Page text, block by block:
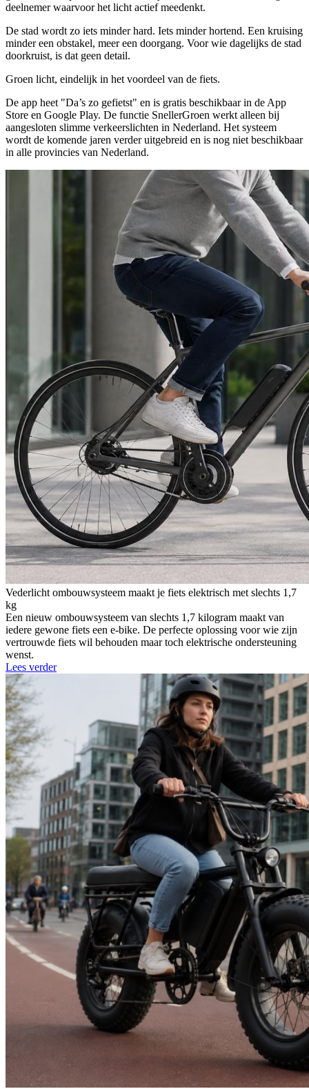
deelnemer waarvoor het licht actief meedenkt.
De stad wordt zo iets minder hard. Iets minder hortend. Een kruising
minder een obstakel, meer een doorgang. Voor wie dagelijks de stad
doorkruist, is dat geen detail.
Groen licht, eindelijk in het voordeel van de fiets.
De app heet "Da’s zo gefietst" en is gratis beschikbaar in de App
Store en Google Play. De functie SnellerGroen werkt alleen bij
aangesloten slimme verkeerslichten in Nederland. Het systeem
wordt de komende jaren verder uitgebreid en is nog niet beschikbaar
in alle provincies van Nederland.
Vederlicht ombouwsysteem maakt je fiets elektrisch met slechts 1,7
kg
Een nieuw ombouwsysteem van slechts 1,7 kilogram maakt van
iedere gewone fiets een e-bike. De perfecte oplossing voor wie zijn
vertrouwde fiets wil behouden maar toch elektrische ondersteuning
wenst.
Lees verder